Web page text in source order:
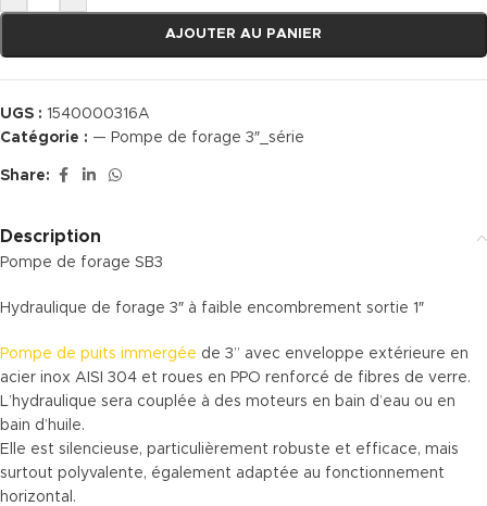
AJOUTER AU PANIER
UGS : 1540000316A
Catégorie : — Pompe de forage 3″_série
Share:
Description
Pompe de forage SB3
Hydraulique de forage 3″ à faible encombrement sortie 1″
Pompe de puits immergée de 3” avec enveloppe extérieure en
acier inox AISI 304 et roues en PPO renforcé de fibres de verre.
L’hydraulique sera couplée à des moteurs en bain d’eau ou en
bain d’huile.
Elle est silencieuse, particulièrement robuste et efficace, mais
surtout polyvalente, également adaptée au fonctionnement
horizontal.